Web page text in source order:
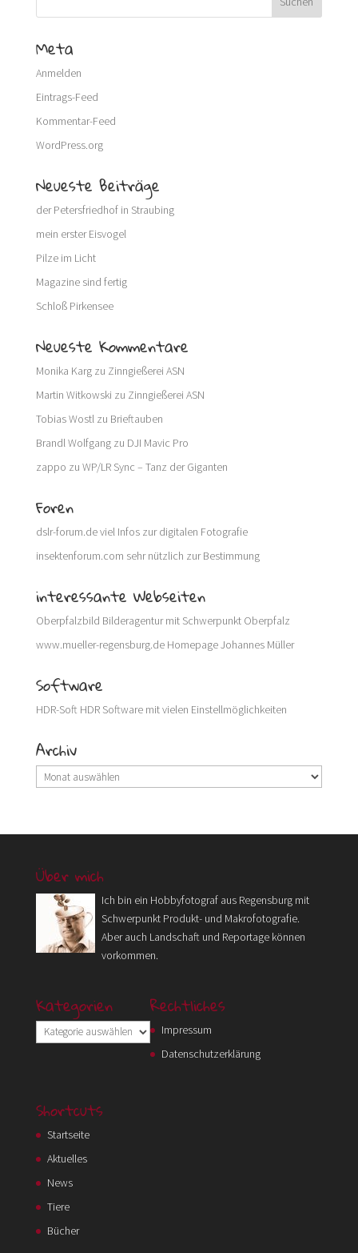
Meta
Anmelden
Eintrags-Feed
Kommentar-Feed
WordPress.org
Neueste Beiträge
der Petersfriedhof in Straubing
mein erster Eisvogel
Pilze im Licht
Magazine sind fertig
Schloß Pirkensee
Neueste Kommentare
Monika Kargzu Zinngießerei ASN
Martin Witkowski zu Zinngießerei ASN
Tobias Wostlzu Brieftauben
Brandl Wolfgangzu DJI Mavic Pro
zappo zu WP/LR Sync – Tanz der Giganten
Foren
dslr-forum.deviel Infos zur digitalen Fotografie
insektenforum.com sehr nützlich zur Bestimmung
interessante Webseiten
Oberpfalzbild Bilderagentur mit Schwerpunkt Oberpfalz
www.mueller-regensburg.deHomepage Johannes Müller
Software
HDR-SoftHDR Software mit vielen Einstellmöglichkeiten
Archiv
Archiv
Über mich
Ich bin ein Hobbyfotograf aus Regensburg mit
Schwerpunkt Produkt- und Makrofotografie.
Aber auch Landschaft und Reportage können
vorkommen.
Kategorien
Kategorien
Rechtliches
Impressum
Datenschutzerklärung
Shortcuts
Startseite
Aktuelles
News
Tiere
Bücher